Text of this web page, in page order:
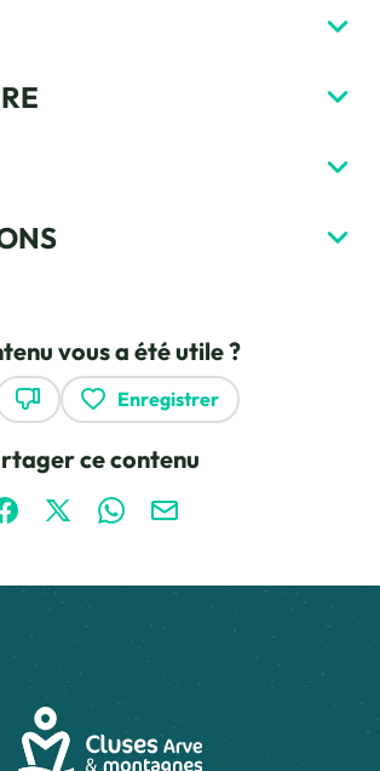
vous a été utile ?
Enregistrer
ce contenu
Partager sur Facebook (nouvelle fenêtre)
Partager sur X / Twitter (nouvelle
Partager sur WhatsApp
Partager par mail